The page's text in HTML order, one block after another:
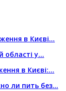
в Києві…
області у…
в Києві:…
ли пить без…